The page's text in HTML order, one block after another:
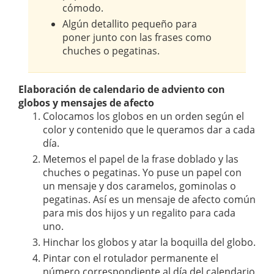
cómodo.
Algún detallito pequeño para
poner junto con las frases como
chuches o pegatinas.
Elaboración de calendario de adviento con
globos y mensajes de afecto
Colocamos los globos en un orden según el
color y contenido que le queramos dar a cada
día.
Metemos el papel de la frase doblado y las
chuches o pegatinas. Yo puse un papel con
un mensaje y dos caramelos, gominolas o
pegatinas. Así es un mensaje de afecto común
para mis dos hijos y un regalito para cada
uno.
Hinchar los globos y atar la boquilla del globo.
Pintar con el rotulador permanente el